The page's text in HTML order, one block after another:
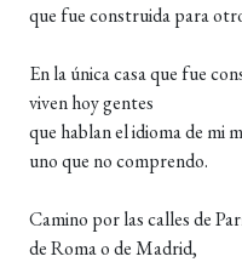
que fue construida para
En la única casa que fue
viven hoy gentes
que hablan el idioma de mi
uno que no comprendo.
Camino por las calles de
de Roma o de Madrid,